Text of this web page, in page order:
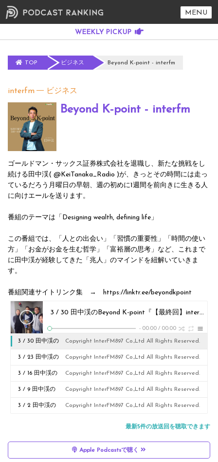
MENU
TOP ビジネス Beyond K-point - interfm
interfm ビジネス
Beyond K-point - interfm
ゴールドマン・サックス証券株式会社を退職し、新たな挑戦をし
続ける田中渓( @KeiTanaka_Radio )が、きっとその時間には走っ
ているだろう月曜日の早朝、週の初めに1週間を前向きに生きる人
に向けエールを送ります。
番組のテーマは「Designing wealth, defining life」
この番組では、「人との出会い」「習慣の重要性」「時間の使い
方」「お金がお金を生む哲学」「富裕層の思考」など、これまで
に田中渓が経験してきた「兆人」のマインドを紐解いていきま
す。
番組関連サイトリンク集 → https://linktr.ee/beyondkpoint
3 / 30 田中渓のBeyond K-point『【最終回】interfmの取締役高原さんを迎えて、この番組の総括などお話をしています。』
- 00:00 / 00:00
3 / 30 田中渓の
Beyond K-
point『【最終
回】interfmの取
締役高原さんを迎
Copyright InterFM897 Co.,Ltd All Rights Reserved.
3 / 23 田中渓の
Beyond K-
point『この番組
としては最後のメ
Copyright InterFM897 Co.,Ltd All Rights Reserved.
3 / 16 田中渓の
Beyond K-
point『本日はゲ
Copyright InterFM897 Co.,Ltd All Rights Reserved.
3 / 9 田中渓の
Beyond K-
Copyright InterFM897 Co.,Ltd All Rights Reserved.
3 / 2 田中渓の Copyright InterFM897 Co.,Ltd All Rights Reserved.
最新5件の放送回を聴取できます
Apple Podcastsで聴く